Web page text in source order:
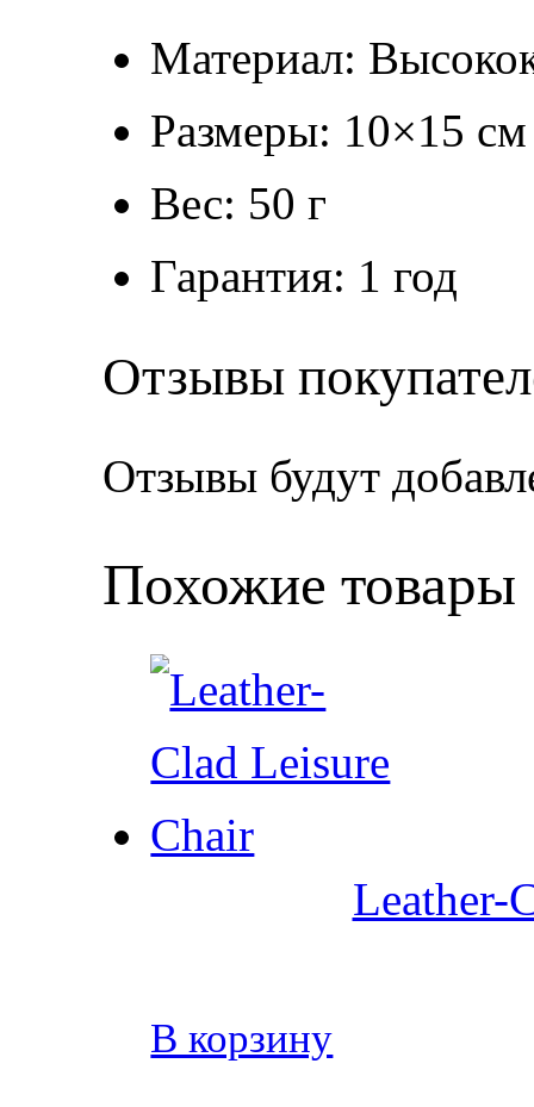
Материал:
Размеры: 10×15 см
Вес: 50 г
Гарантия: 1 год
Отзывы
Отзывы будут
Похожие товары
Leather-
В корзину